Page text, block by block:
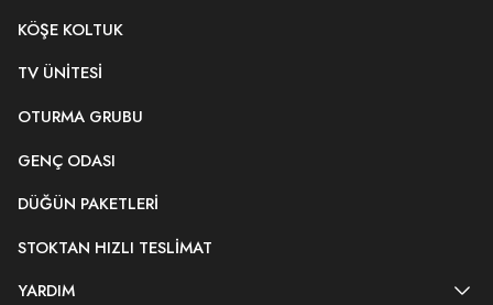
KÖŞE KOLTUK
TV ÜNITESI
OTURMA GRUBU
GENÇ ODASI
DÜĞÜN PAKETLERI
STOKTAN HIZLI TESLIMAT
YARDIM